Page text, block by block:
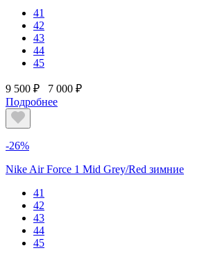
41
42
43
44
45
9 500 ₽
7 000 ₽
Подробнее
-26%
Nike Air Force 1 Mid Grey/Red зимние
41
42
43
44
45